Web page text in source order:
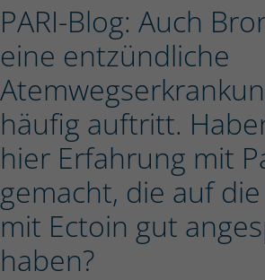
PARI-Blog: Auch
eine entzündliche
häufig auftritt.
hier Erfahrung mit
gemacht, die auf
mit Ectoin gut
haben?